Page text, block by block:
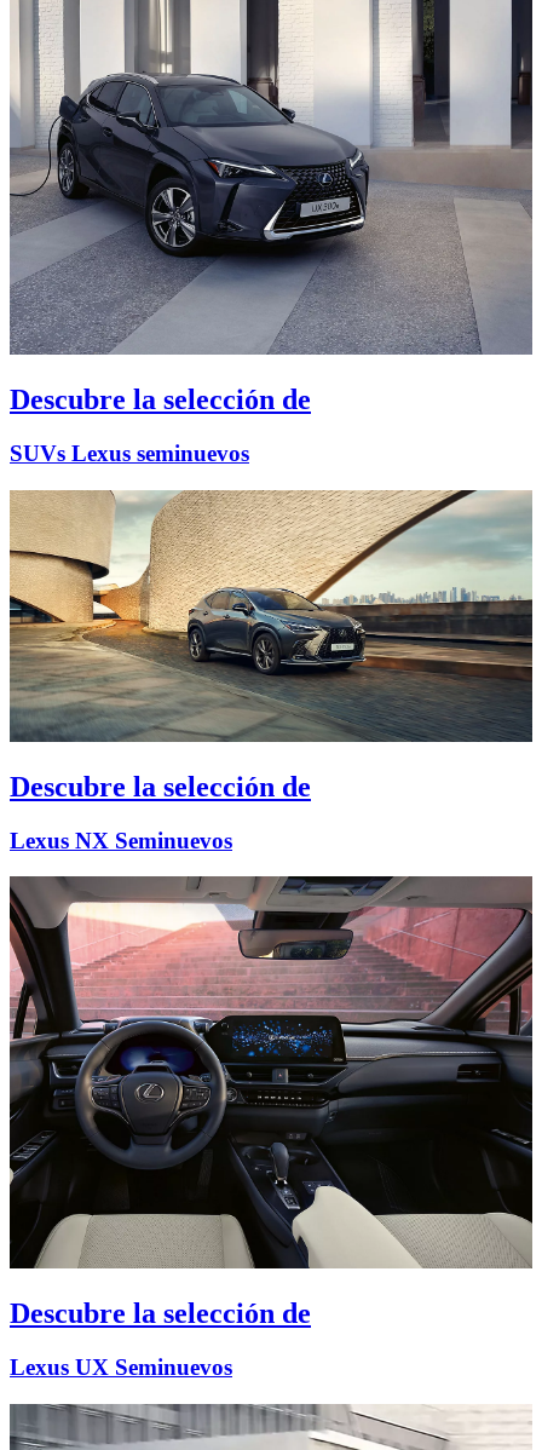
Descubre la selección de
SUVs Lexus seminuevos
Descubre la selección de
Lexus NX Seminuevos
Descubre la selección de
Lexus UX Seminuevos